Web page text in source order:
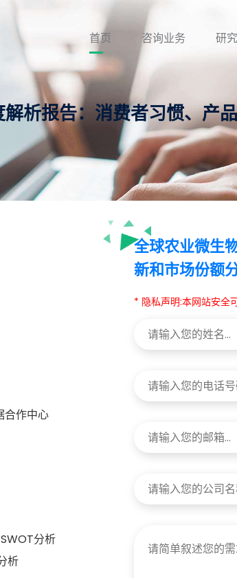
首页 咨询业务 研
析报告：消费者习惯、产
合作中心
分析
析
全球农业微生
新和市场份额
* 隐私声明:本网站安全